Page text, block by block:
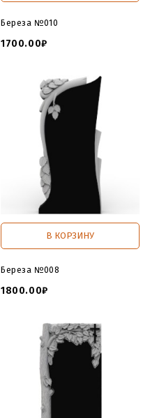
Береза №010
1700.00₽
В КОРЗИНУ
Береза №008
1800.00₽